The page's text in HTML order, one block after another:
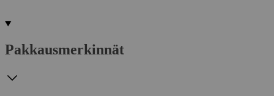
Pakkausmerkinnät